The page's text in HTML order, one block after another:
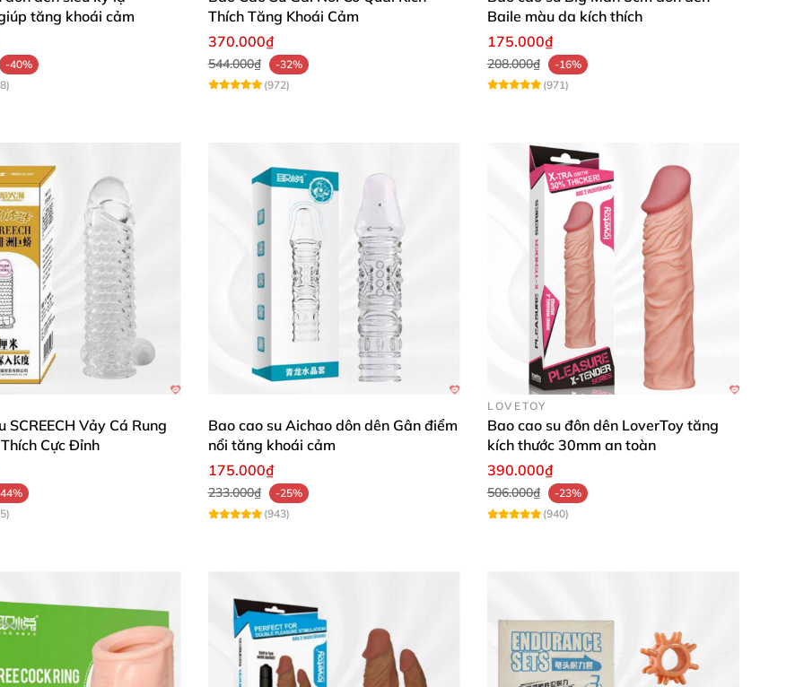
tăng khoái cảm
-40%
Thích Tăng Khoái Cảm
370.000₫
544.000₫
-32%
(972)
Baile màu da kích thích
175.000₫
208.000₫
-16%
(971)
SCREECH Vảy Cá Rung
Cực Đỉnh
Bao cao su Aichao dôn dên Gân điểm
nổi tăng khoái cảm
175.000₫
233.000₫
-25%
(943)
LOVETOY
Bao cao su đôn dên LoverToy tăng
kích thước 30mm an toàn
390.000₫
506.000₫
-23%
(940)